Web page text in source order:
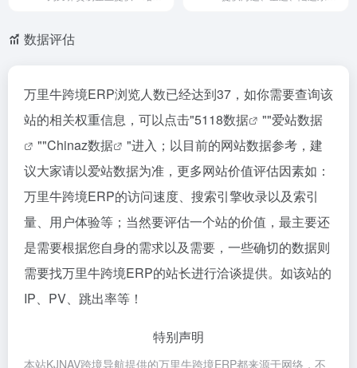
数据评估
万里牛跨境ERP浏览人数已经达到37，如你需要查询该
站的相关权重信息，可以点击"5118数据 ""爱站数据
""Chinaz数据
"进入；以目前的网站数据参考，建
议大家请以爱站数据为准，更多网站价值评估因素如：
万里牛跨境ERP的访问速度、搜索引擎收录以及索引
量、用户体验等；当然要评估一个站的价值，最主要还
是需要根据您自身的需求以及需要，一些确切的数据则
需要找万里牛跨境ERP的站长进行洽谈提供。如该站的
IP、PV、跳出率等！
特别声明
本站KJNAV跨境导航提供的万里牛跨境ERP都来源于网络，不